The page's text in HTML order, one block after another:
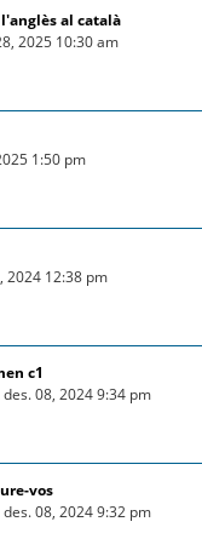
al català
2025 10:30 am
1:50 pm
2024 12:38 pm
c1
des. 08, 2024 9:34 pm
vos
des. 08, 2024 9:32 pm